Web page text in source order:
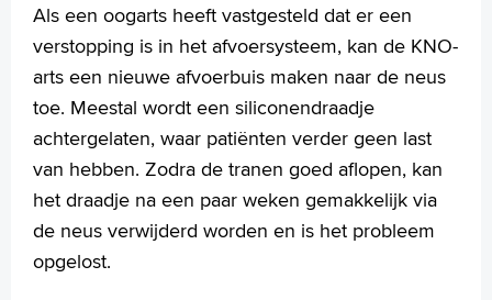
Behandelingen
Voorlichtingsfilms
Uw dossier inzien?
Wachttijden
Folders
Handige links
Als een oogarts heeft vastgesteld dat er een
verstopping is in het afvoersysteem, kan de KNO-
arts een nieuwe afvoerbuis maken naar de neus
toe. Meestal wordt een siliconendraadje
achtergelaten, waar patiënten verder geen last
van hebben. Zodra de tranen goed aflopen, kan
het draadje na een paar weken gemakkelijk via
de neus verwijderd worden en is het probleem
opgelost.